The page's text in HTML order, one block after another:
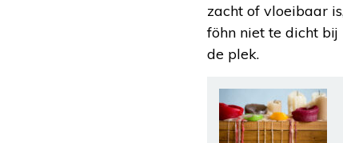
zacht of vloeibaar
föhn niet te dicht
de plek.